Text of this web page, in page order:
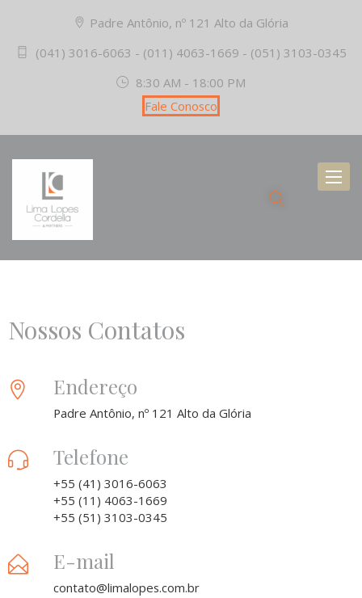
Padre Antônio, nº 121 Alto da Glória
(041) 3016-6063 - (011) 4063-1669 - (051) 3103-0345
8:30 AM - 18:00 PM
Fale Conosco
Nossos Contatos
Endereço
Padre Antônio, nº 121 Alto da Glória
Telefone
+55 (41) 3016-6063
+55 (11) 4063-1669
+55 (51) 3103-0345
E-mail
contato@limalopes.com.br